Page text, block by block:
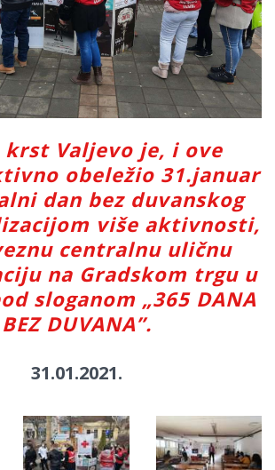
krst Valjevo je, i ove
obeležio 31.januar
dan bez duvanskog
više aktivnosti,
centralnu uličnu
na Gradskom trgu u
sloganom „365 DANA
BEZ DUVANA”.
31.01.2021.